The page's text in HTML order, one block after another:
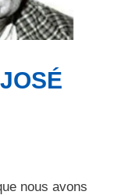
nous avons